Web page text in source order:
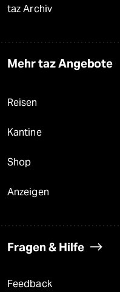
taz Archiv
Mehr taz Angebote
Reisen
Kantine
Shop
Anzeigen
Fragen & Hilfe
Feedback